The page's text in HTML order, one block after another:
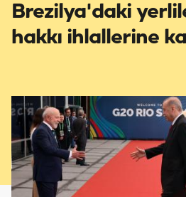
Brezilya'daki
hakkı ihlallerine